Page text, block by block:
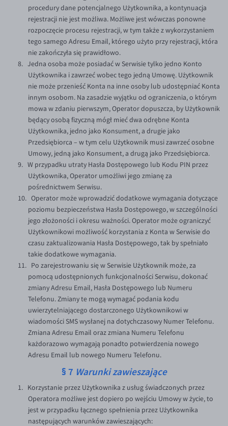
procedury dane potencjalnego Użytkownika, a kontynuacja
rejestracji nie jest możliwa. Możliwe jest wówczas ponowne
rozpoczęcie procesu rejestracji, w tym także z wykorzystaniem
tego samego Adresu Email, którego użyto przy rejestracji, która
nie zakończyła się prawidłowo.
Jedna osoba może posiadać w Serwisie tylko jedno Konto
Użytkownika i zawrzeć wobec tego jedną Umowę. Użytkownik
nie może przenieść Konta na inne osoby lub udostępniać Konta
innym osobom. Na zasadzie wyjątku od ograniczenia, o którym
mowa w zdaniu pierwszym, Operator dopuszcza, by Użytkownik
będący osobą fizyczną mógł mieć dwa odrębne Konta
Użytkownika, jedno jako Konsument, a drugie jako
Przedsiębiorca – w tym celu Użytkownik musi zawrzeć osobne
Umowy, jedną jako Konsument, a drugą jako Przedsiębiorca.
W przypadku utraty Hasła Dostępowego lub Kodu PIN przez
Użytkownika, Operator umożliwi jego zmianę za
pośrednictwem Serwisu.
Operator może wprowadzić dodatkowe wymagania dotyczące
poziomu bezpieczeństwa Hasła Dostępowego, w szczególności
jego złożoności i okresu ważności. Operator może ograniczyć
Użytkownikowi możliwość korzystania z Konta w Serwisie do
czasu zaktualizowania Hasła Dostępowego, tak by spełniało
takie dodatkowe wymagania.
Po zarejestrowaniu się w Serwisie Użytkownik może, za
pomocą udostępnionych funkcjonalności Serwisu, dokonać
zmiany Adresu Email, Hasła Dostępowego lub Numeru
Telefonu. Zmiany te mogą wymagać podania kodu
uwierzytelniającego dostarczonego Użytkownikowi w
wiadomości SMS wysłanej na dotychczasowy Numer Telefonu.
Zmiana Adresu Email oraz zmiana Numeru Telefonu
każdorazowo wymagają ponadto potwierdzenia nowego
Adresu Email lub nowego Numeru Telefonu.
§ 7 Warunki zawieszające
Korzystanie przez Użytkownika z usług świadczonych przez
Operatora możliwe jest dopiero po wejściu Umowy w życie, to
jest w przypadku łącznego spełnienia przez Użytkownika
następujących warunków zawieszających: